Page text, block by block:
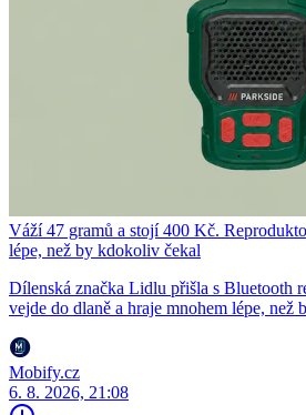
Váží 47 gramů a stojí 400 Kč.
lépe, než by kdokoliv čekal
Dílenská značka Lidlu přišla s Bluetooth
vejde do dlaně a hraje mnohem lépe, než
Mobify.cz
6. 8. 2026, 21:08